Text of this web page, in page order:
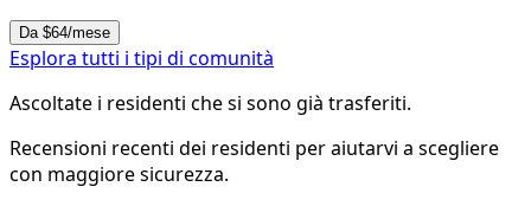
Da $64/mese
Esplora tutti i tipi di comunità
Ascoltate i residenti che si sono già trasferiti.
Recensioni recenti dei residenti per aiutarvi a scegliere
con maggiore sicurezza.